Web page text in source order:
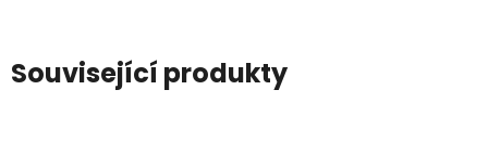
Související produkty